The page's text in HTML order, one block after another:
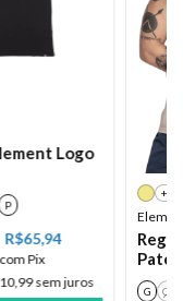
Logo
P
R$65,94
com Pix
sem juros
+2
Patch
G GG